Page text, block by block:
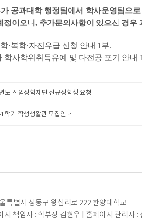
가 공과대학 행정팀에서 학사운영팀으
이오니, 추가문의사항이 있으신 경우
·복학·자진유급 신청 안내 1부.
사학위취득유예 및 다전공 포기 안내
도 선암장학재단 신규장학생 요청
학기 학생생활관 모집안내
특별시 성동구 왕십리로 222 한양대학교
지 책임자 : 학부장 김현우 | 홈페이지 관리자 :